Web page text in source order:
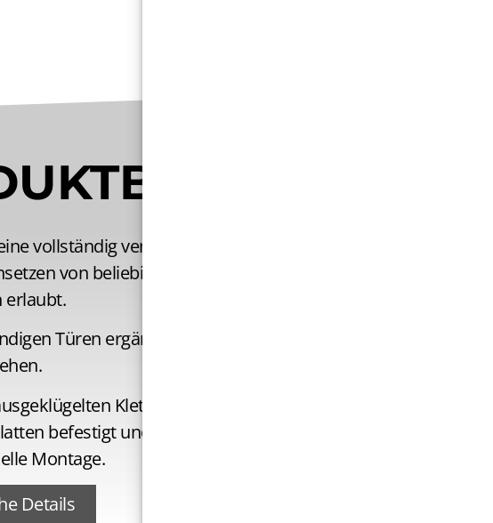
vollständig verdeckte Tragkonstruktion,
von beliebigen Trennwand-
erlaubt.
Türen ergänzen das zeitlose Design und
Klettverschluss-Systems werden
befestigt und ermöglichen eine simple
Montage.
Details